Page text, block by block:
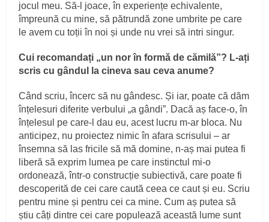
jocul meu. Să-l joace, în experiențe echivalente,
împreună cu mine, să pătrundă zone umbrite pe care
le avem cu toții în noi și unde nu vrei să intri singur.
Cui recomandați „un nor în formă de cămilă”? L-ați
scris cu gândul la cineva sau ceva anume?
Când scriu, încerc să nu gândesc. Și iar, poate că dăm
înțelesuri diferite verbului „a gândi”. Dacă aș face-o, în
înțelesul pe care-l dau eu, acest lucru m-ar bloca. Nu
anticipez, nu proiectez nimic în afara scrisului – ar
însemna să las fricile să mă domine, n-aș mai putea fi
liberă să exprim lumea pe care instinctul mi-o
ordonează, într-o construcție subiectivă, care poate fi
descoperită de cei care caută ceea ce caut și eu. Scriu
pentru mine și pentru cei ca mine. Cum aș putea să
știu câți dintre cei care populează această lume sunt